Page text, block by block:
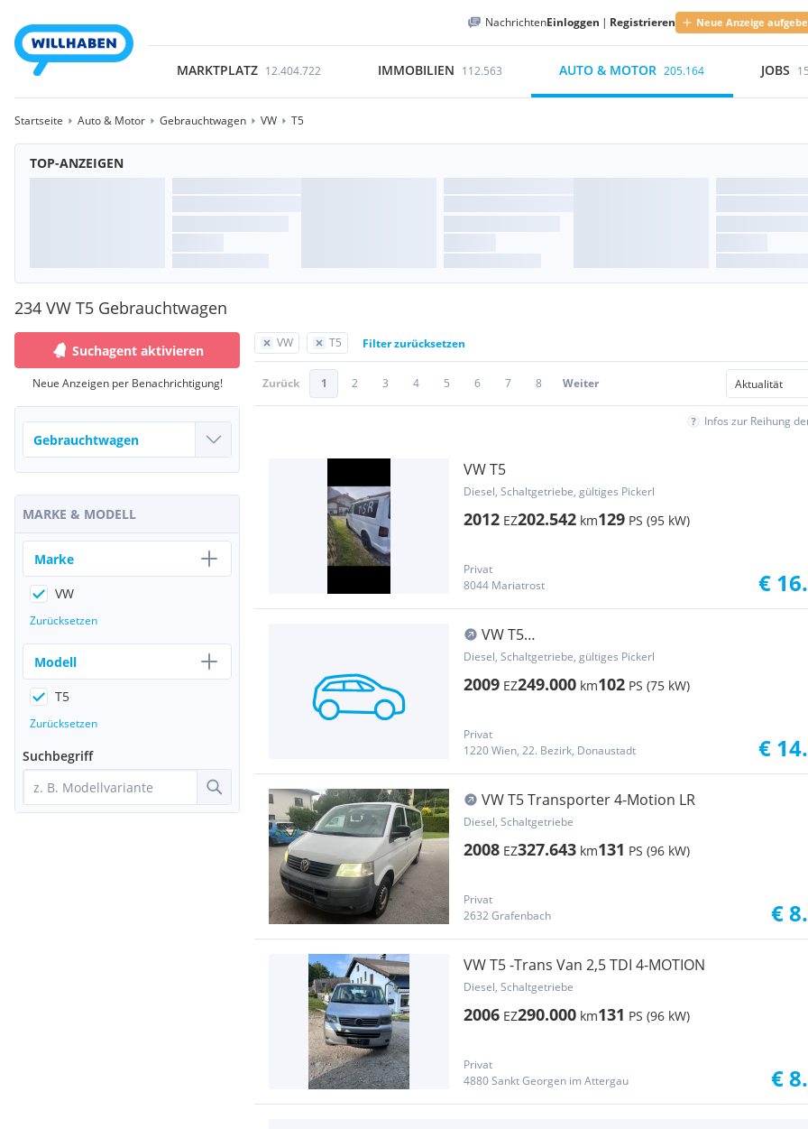
NachrichtenEinloggen | Registrieren Neue Anzeige
MARKTPLATZ 12.404.722 IMMOBILIEN 112.563 AUTO & MOTOR 205.164 JOBS
Startseite Auto & Motor Gebrauchtwagen VW T5
TOP-ANZEIGEN
234 VW T5 Gebrauchtwagen
VW T5 Filter zurücksetzen
Zurück 1 2 3 4 5 6 7 8 Weiter
Infos zur Reihung
VW T5
Diesel, Schaltgetriebe, gültiges Pickerl
2012 EZ202.542 km129 PS (95 kW)
Privat
8044 Mariatrost
€
VW T5
1.9TDI*2BZ*LANGERRADSTAND*KLIMA/PICKERL-
7/27*AHK*.
Diesel, Schaltgetriebe, gültiges Pickerl
2009 EZ249.000 km102 PS (75 kW)
Privat
1220 Wien, 22. Bezirk, Donaustadt
€
VW T5 Transporter 4-Motion LR
Diesel, Schaltgetriebe
2008 EZ327.643 km131 PS (96 kW)
Privat
2632 Grafenbach
€
VW T5 -Trans Van 2,5 TDI 4-MOTION
Diesel, Schaltgetriebe
2006 EZ290.000 km131 PS (96 kW)
Privat
4880 Sankt Georgen im Attergau
€
Suchagent aktivieren
Neue Anzeigen per Benachrichtigung!
MARKE & MODELL
Marke
VW
Zurücksetzen
Modell
T5
Zurücksetzen
Suchbegriff